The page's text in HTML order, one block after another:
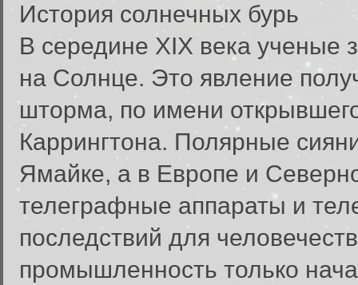
История солнечных бурь
В середине XIX века
на Солнце. Это явление
шторма, по имени
Каррингтона. Полярные
Ямайке, а в Европе и
телеграфные аппараты и
последствий для
промышленность только